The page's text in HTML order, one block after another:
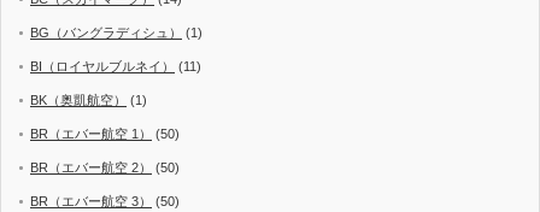
BG（バングラディシュ） (1)
BI（ロイヤルブルネイ） (11)
BK（奥凱航空） (1)
BR（エバー航空 1） (50)
BR（エバー航空 2） (50)
BR（エバー航空 3） (50)